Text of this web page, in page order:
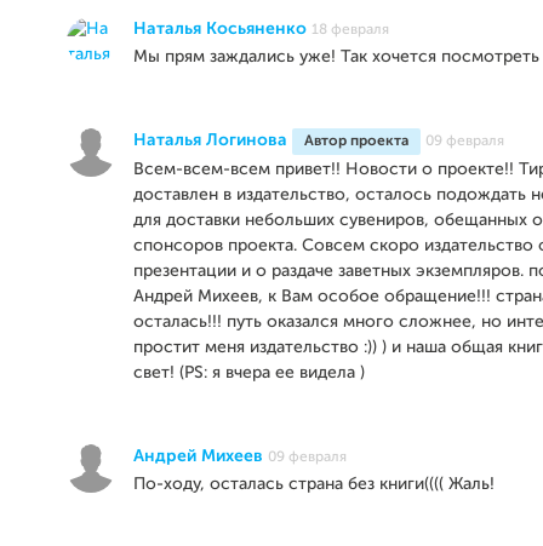
Наталья Косьяненко 18 февраля
Мы прям заждались уже! Так хочется посмотреть
Наталья Логинова Автор проекта 09 февраля
Всем-всем-всем привет!! Новости о проекте!!
доставлен в издательство, осталось подождать
для доставки небольших сувениров, обещанных
спонсоров проекта. Совсем скоро издательство
презентации и о раздаче заветных экземпляров.
Андрей Михеев, к Вам особое обращение!!!
осталась!!! путь оказался много сложнее, но
простит меня издательство :)) ) и наша общая
свет! (PS: я вчера ее видела )
Андрей Михеев 09 февраля
По-ходу, осталась страна без книги(((( Жаль!